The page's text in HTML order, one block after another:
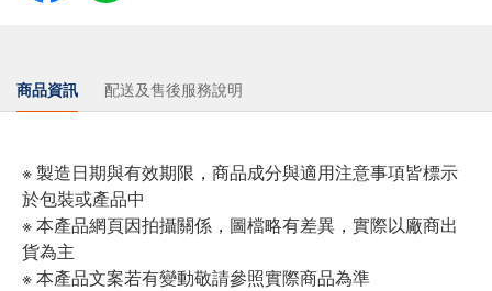
商品資訊 配送及售後服務說明
※ 製造日期與有效期限，商品成分與適用注意事項皆標示
於包裝或產品中
※ 本產品網頁因拍攝關係，圖檔略有差異，實際以廠商出
貨為主
※ 本產品文案若有變動敬請參照實際商品為準